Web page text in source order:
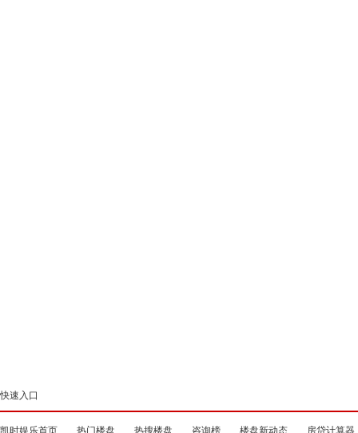
快速入口
凯时娱乐首页 热门楼盘 热搜楼盘 咨询榜 楼盘新动态 房贷计算器